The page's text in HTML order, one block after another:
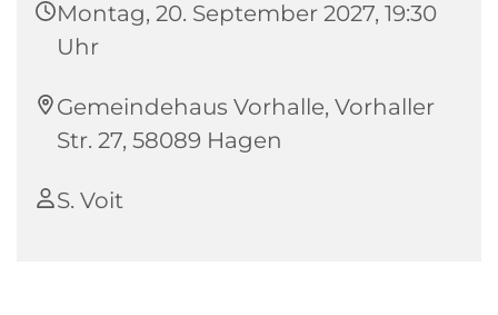
Montag, 20. September 2027, 19:30
Uhr
Gemeindehaus Vorhalle, Vorhaller
Str. 27, 58089 Hagen
S. Voit